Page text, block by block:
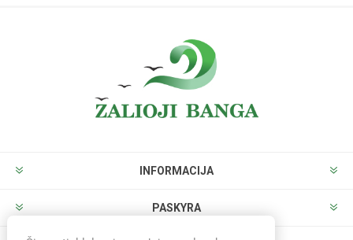
INFORMACIJA
PASKYRA